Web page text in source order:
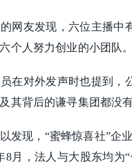
网友发现，六位主播中
个人努力创业的小团队。
在对外发声时也提到，
其背后的谦寻集团都没
发现，“蜜蜂惊喜社”企
8月，法人与大股东均